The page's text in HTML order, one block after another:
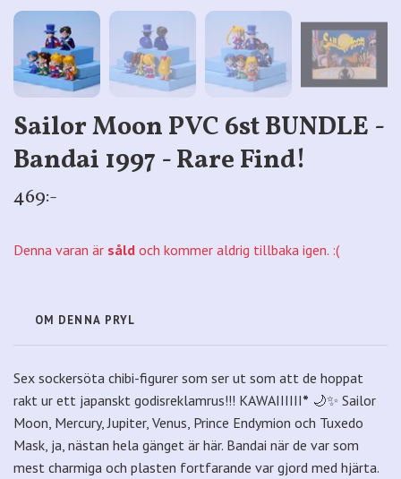
Sailor Moon PVC 6st BUNDLE -
Bandai 1997 - Rare Find!
469:-
Denna varan är såld och kommer aldrig tillbaka igen. :(
OM DENNA PRYL
Sex sockersöta chibi-figurer som ser ut som att de hoppat
rakt ur ett japanskt godisreklamrus!!! KAWAIIIIII* 🌙✨ Sailor
Moon, Mercury, Jupiter, Venus, Prince Endymion och Tuxedo
Mask, ja, nästan hela gänget är här. Bandai när de var som
mest charmiga och plasten fortfarande var gjord med hjärta.